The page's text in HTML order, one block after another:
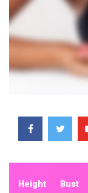
Height
Bust